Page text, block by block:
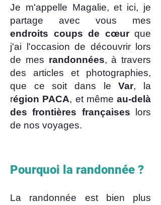
Je m'appelle Magalie, et ici, je
partage avec vous mes
endroits coups de cœurque
j'ai l'occasion de découvrir lors
de mes randonnées, à travers
des articles et photographies,
que ce soit dans le Var, la
région PACA, et même au-delà
des frontières françaises lors
de nos voyages.
Pourquoi la randonnée ?​
La randonnée est bien plus